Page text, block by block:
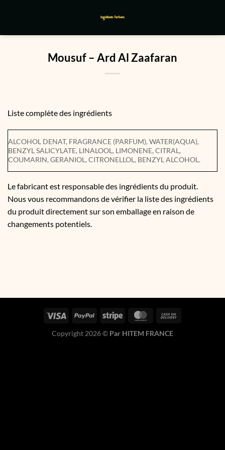
Mousuf – Ard Al Zaafaran
Liste complète des ingrédients
ALCOHOL DENAT, FRAGRANCE (PARFUM), WATER(AQUA),
BENZYL SALICYLATE, LINALOOL, LIMONENE, CITRAL,
COUMARIN, GERANIOL, CITRONELLOL, BENZYL ALCOHOL.
Le fabricant est responsable des ingrédients du produit.
Nous vous recommandons de vérifier la liste des ingrédients
du produit directement sur son emballage en raison de
changements potentiels.
Copyright 2026 © Par HITEM FRANCE